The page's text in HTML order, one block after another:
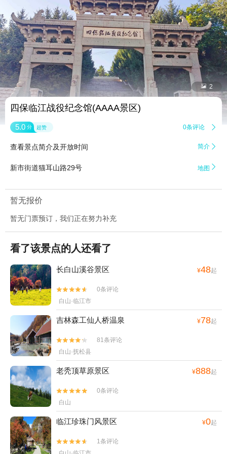
 2
四保临江战役纪念馆(AAAA景区)
5.0 分 超赞 0条评论 
查看景点简介及开放时间 简介 
新市街道猫耳山路29号 地图 
暂无报价
暂无门票预订，我们正在努力补充
看了该景点的人还看了
长白山溪谷景区 ¥48起


0条评论
白山·临江市
吉林森工仙人桥温泉 ¥78起


81条评论
白山·抚松县
老秃顶草原景区 ¥888起


0条评论
白山
临江珍珠门风景区 ¥0起


1条评论
